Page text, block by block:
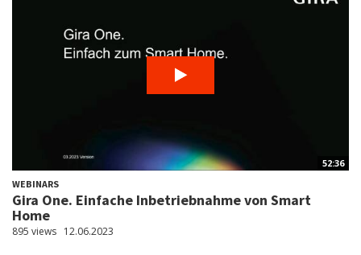
52:36
WEBINARS
Gira One. Einfache Inbetriebnahme von Smart
Home
895 views 12.06.2023